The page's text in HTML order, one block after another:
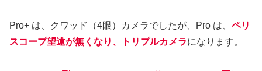
Pro+ は、クワッド（4眼）カメラでしたが、Pro は、 ペリ
スコープ望遠が無くなり、トリプルカメラになります。